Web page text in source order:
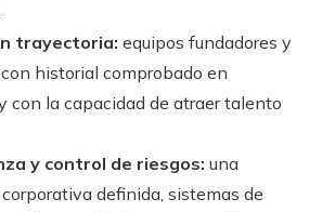
trayectoria: equipos fundadores y
historial comprobado en
con la capacidad de atraer talento
y control de riesgos: una
definida, sistemas de